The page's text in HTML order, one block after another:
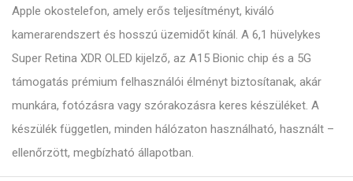
Apple okostelefon, amely erős teljesítményt, kiváló
kamerarendszert és hosszú üzemidőt kínál. A 6,1 hüvelykes
Super Retina XDR OLED kijelző, az A15 Bionic chip és a 5G
támogatás prémium felhasználói élményt biztosítanak, akár
munkára, fotózásra vagy szórakozásra keres készüléket. A
készülék független, minden hálózaton használható, használt –
ellenőrzött, megbízható állapotban.